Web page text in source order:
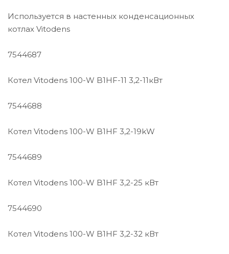
Используется в настенных конденсационных
котлах Vitodens
7544687
Котел Vitodens 100-W B1HF-11 3,2-11кВт
7544688
Котел Vitodens 100-W B1HF 3,2-19kW
7544689
Котел Vitodens 100-W B1HF 3,2-25 кВт
7544690
Котел Vitodens 100-W B1HF 3,2-32 кВт